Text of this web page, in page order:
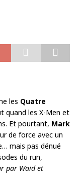
les Quatre
quand les X-Men et
Et pourtant, Mark
de force avec un
mais pas dénué
du run,
par Waid et